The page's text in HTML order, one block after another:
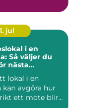
jul
i en
Så väljer du
nästa
lokal i en
kan avgöra hur
ett möte blir...